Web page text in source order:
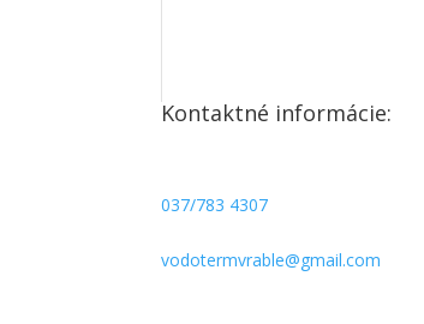
Kontaktné informácie:
037/783 4307
vodotermvrable@gmail.com